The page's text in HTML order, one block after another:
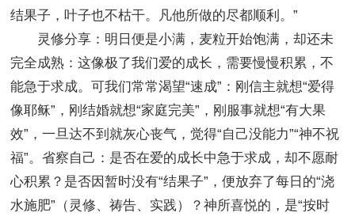
结果子，叶子也不枯干。凡他所做的尽都顺利。”
灵修分享：明日便是小满，麦粒开始饱满，却还未
完全成熟：这像极了我们爱的成长，需要慢慢积累，不
能急于求成。可我们常常渴望“速成”：刚信主就想“爱得
像耶稣”，刚结婚就想“家庭完美”，刚服事就想“有大果
效”，一旦达不到就灰心丧气，觉得“自己没能力”“神不祝
福”。省察自己：是否在爱的成长中急于求成，却不愿耐
心积累？是否因暂时没有“结果子”，便放弃了每日的“浇
水施肥”（灵修、祷告、实践）？神所喜悦的，是“按时